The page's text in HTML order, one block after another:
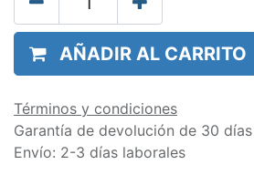
AÑADIR AL CARRITO
Términos y condiciones
Garantía de devolución de 30 días
Envío: 2-3 días laborales